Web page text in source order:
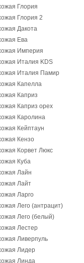
Глория
Глория 2
Дакота
Ева
Империя
Италия KDS
Италия Памир
Капелла
Каприз
Каприз орех
Каролина
Кейптаун
Кензо
Корвет Люкс
Куба
Лайн
Лайт
Ларго
Лего (антрацит)
Лего (белый)
Лестер
Ливерпуль
Лидер
Линда